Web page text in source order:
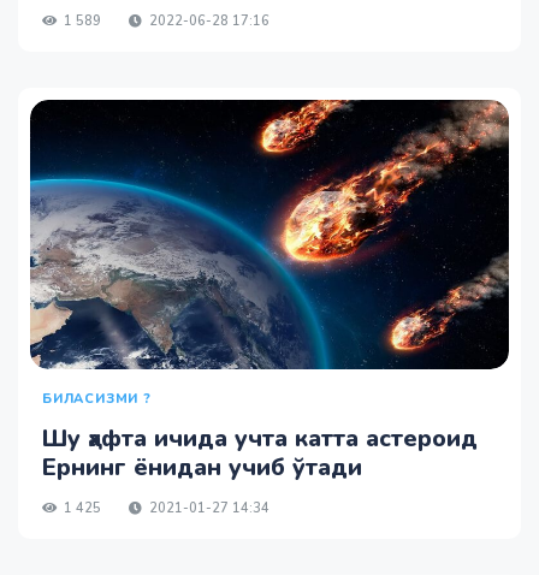
1 589 2022-06-28 17:16
БИЛАСИЗМИ ?
Шу ҳафта ичида учта катта астероид
Ернинг ёнидан учиб ўтади
1 425 2021-01-27 14:34